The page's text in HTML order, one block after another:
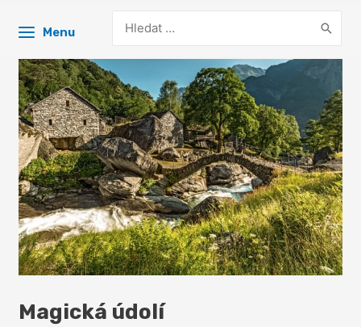
Menu
for:
Magická údolí